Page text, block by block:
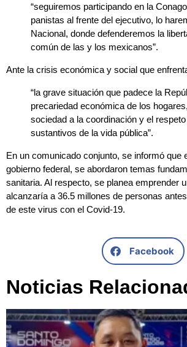
“seguiremos participando en la
panistas al frente del ejecutivo, lo
Nacional, donde defenderemos la
común de las y los mexicanos”.
Ante la crisis económica y social que
“la grave situación que padece la
precariedad económica de los
sociedad a la coordinación y el
sustantivos de la vida pública”.
En un comunicado conjunto, se informó que
gobierno federal, se abordaron temas
sanitaria. Al respecto, se planea emprender
alcanzaría a 36.5 millones de personas
de este virus con el Covid-19.
Facebook
Noticias